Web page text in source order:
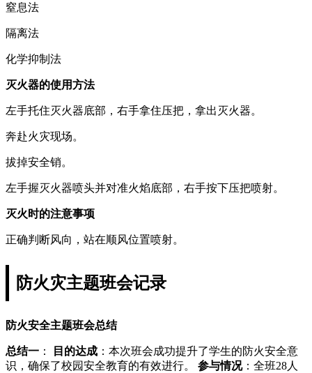
窒息法
隔离法
化学抑制法
灭火器的使用方法
左手托住灭火器底部，右手拿住压把，拿出灭火器。
奔赴火灾现场。
拔掉安全销。
左手握灭火器喷头并对准火焰底部，右手按下压把喷射。
灭火时的注意事项
正确判断风向，站在顺风位置喷射。
防火灾主题班会记录
防火安全主题班会总结
总结一 ： 目的达成 ：本次班会成功提升了学生的防火安全意
识，确保了校园安全教育的有效进行。 参与情况：全班28人